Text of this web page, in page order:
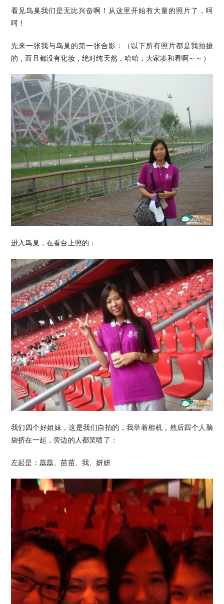
看见鸟巢我们是无比兴奋啊！从这里开始有大量的照片了，呵
呵！
先来一张我与鸟巢的第一张合影：（以下所有照片都是我拍摄
的，而且都没有化妆，绝对纯天然，哈哈，大家凑和看啊～～）
进入鸟巢，在看台上照的：
我们四个好姐妹，这是我们自拍的，我举着相机，然后四个人脑
袋挤在一起，旁边的人都笑喷了：
左起是：蕊蕊、苗苗、我、妍妍